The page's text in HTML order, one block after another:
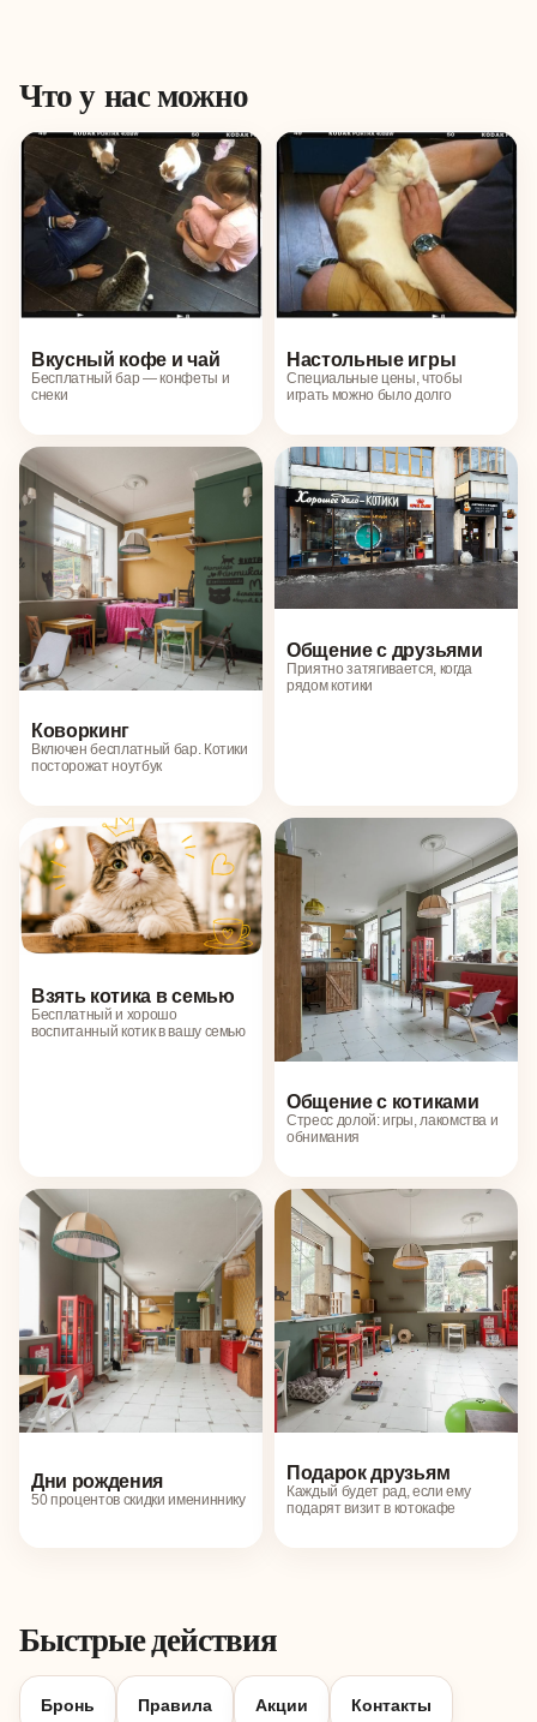
Что у нас можно
Вкусный кофе и чай
Бесплатный бар — конфеты и
снеки
Настольные игры
Специальные цены, чтобы
играть можно было долго
Коворкинг
Включен бесплатный бар. Котики
посторожат ноутбук
Общение с друзьями
Приятно затягивается, когда
рядом котики
Взять котика в семью
Бесплатный и хорошо
воспитанный котик в вашу семью
Общение с котиками
Стресс долой: игры, лакомства и
обнимания
Дни рождения
50 процентов скидки имениннику
Подарок друзьям
Каждый будет рад, если ему
подарят визит в котокафе
Быстрые действия
Бронь Правила Акции Контакты